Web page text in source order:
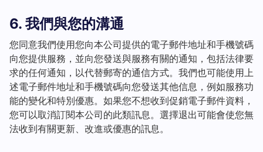
6. 我們與您的溝通
您同意我們使用您向本公司提供的電子郵件地址和手機號碼
向您提供服務，並向您發送與服務有關的通知，包括法律要
求的任何通知，以代替郵寄的通信方式。我們也可能使用上
述電子郵件地址和手機號碼向您發送其他信息，例如服務功
能的變化和特別優惠。如果您不想收到促銷電子郵件資料，
您可以取消訂閱本公司的此類訊息。選擇退出可能會使您無
法收到有關更新、改進或優惠的訊息。